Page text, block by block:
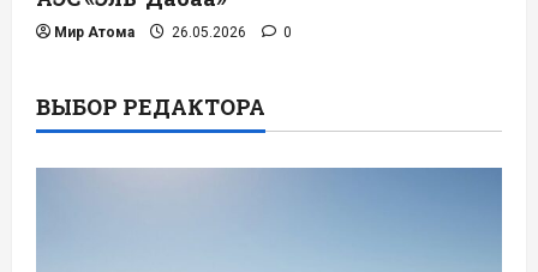
Мир Атома 26.05.2026 0
ВЫБОР РЕДАКТОРА